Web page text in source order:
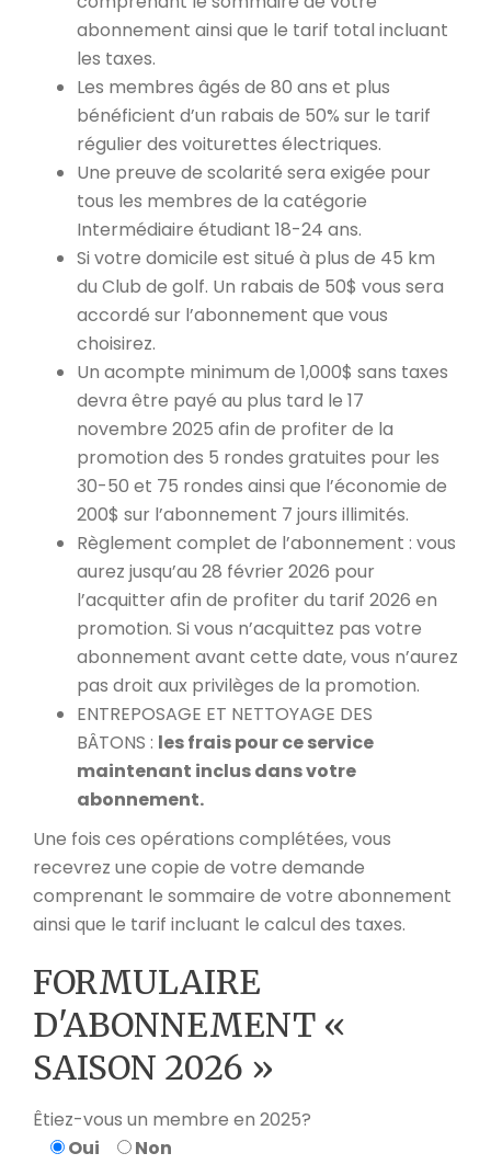
abonnement ainsi que le tarif total incluant
les taxes.
Les membres âgés de 80 ans et plus
bénéficient d’un rabais de 50% sur le tarif
régulier des voiturettes électriques.
Une preuve de scolarité sera exigée pour
tous les membres de la catégorie
Intermédiaire étudiant 18-24 ans.
Si votre domicile est situé à plus de 45 km
du Club de golf. Un rabais de 50$ vous sera
accordé sur l’abonnement que vous
choisirez.
Un acompte minimum de 1,000$ sans taxes
devra être payé au plus tard le 17
novembre 2025 afin de profiter de la
promotion des 5 rondes gratuites pour les
30-50 et 75 rondes ainsi que l’économie de
200$ sur l’abonnement 7 jours illimités.
Règlement complet de l’abonnement : vous
aurez jusqu’au 28 février 2026 pour
l’acquitter afin de profiter du tarif 2026 en
promotion. Si vous n’acquittez pas votre
abonnement avant cette date, vous n’aurez
pas droit aux privilèges de la promotion.
ENTREPOSAGE ET NETTOYAGE DES
BÂTONS : les frais pour ce service
maintenant inclus dans votre
abonnement.
Une fois ces opérations complétées, vous
recevrez une copie de votre demande
comprenant le sommaire de votre abonnement
ainsi que le tarif incluant le calcul des taxes.
FORMULAIRE
D'ABONNEMENT «
SAISON 2026 »
Êtiez-vous un membre en 2025?
Oui
Non